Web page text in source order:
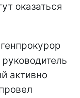
оказаться
активно